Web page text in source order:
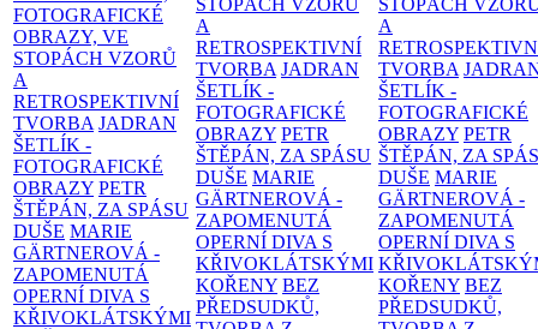
FOTOGRAFICKÉ
OBRAZY, VE
STOPÁCH VZORŮ
A
RETROSPEKTIVNÍ
TVORBA JADRAN
ŠETLÍK -
FOTOGRAFICKÉ
OBRAZY PETR
ŠTĚPÁN, ZA SPÁSU
DUŠE MARIE
GÄRTNEROVÁ -
ZAPOMENUTÁ
OPERNÍ DIVA S
KŘIVOKLÁTSKÝMI
STOPÁCH VZORŮ
A
RETROSPEKTIVNÍ
TVORBA JADRAN
ŠETLÍK -
FOTOGRAFICKÉ
OBRAZY PETR
ŠTĚPÁN, ZA SPÁSU
DUŠE MARIE
GÄRTNEROVÁ -
ZAPOMENUTÁ
OPERNÍ DIVA S
KŘIVOKLÁTSKÝMI
KOŘENY BEZ
PŘEDSUDKŮ,
STOPÁCH
A
TVORBA
ŠETLÍK -
FOTOGRAFICKÉ
OBRAZY PETR
ŠTĚPÁN, ZA
DUŠE MARIE
GÄRTNEROVÁ -
ZAPOMENUTÁ
OPERNÍ DIVA S
KOŘENY BEZ
PŘEDSUDKŮ,